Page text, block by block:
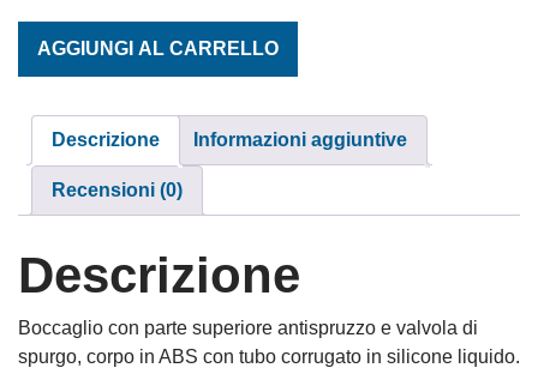
AGGIUNGI AL CARRELLO
Descrizione Informazioni aggiuntive
Recensioni (0)
Descrizione
Boccaglio con parte superiore antispruzzo e valvola di
spurgo, corpo in ABS con tubo corrugato in silicone liquido.